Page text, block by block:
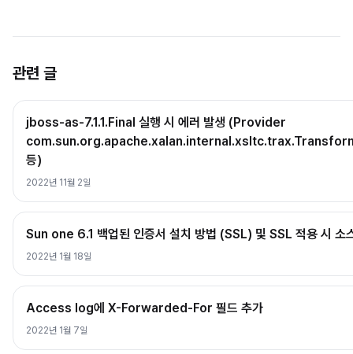
관련 글
jboss-as-7.1.1.Final 실행 시 에러 발생 (Provider
등)
2022년 11월 2일
Sun one 6.1 백업된 인증서 설치 방법 (SSL) 및 SSL 적용 시 소
2022년 1월 18일
Access log에 X-Forwarded-For 필드 추가
2022년 1월 7일